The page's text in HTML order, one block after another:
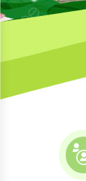
การ
ปฏิสัมพันธ์
ฟัง
ความ
ยุทธศาสตร์/